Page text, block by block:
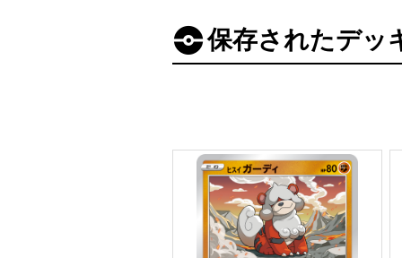
保存されたデッ